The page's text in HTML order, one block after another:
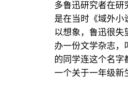
多鲁迅研究者在研
是在当时《域外小
以想象，鲁迅很失
办一份文学杂志，
的同学连这个名字
一个关于一年级新